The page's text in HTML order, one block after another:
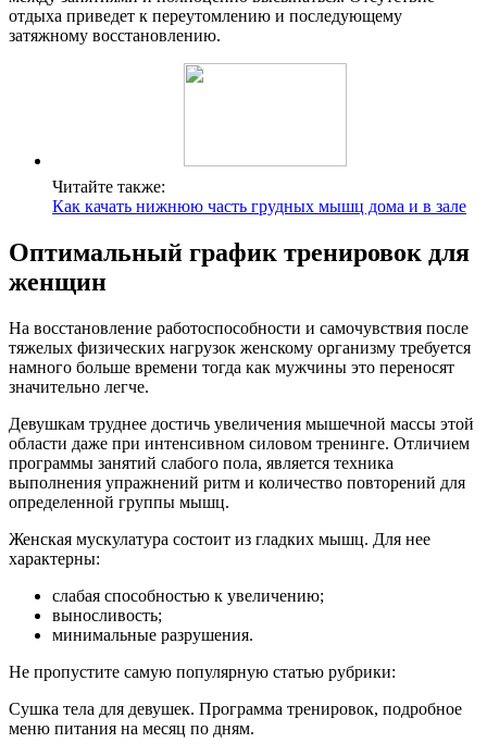
отдыха приведет к переутомлению и последующему
затяжному восстановлению.
Читайте также:
Как качать нижнюю часть грудных мышц дома и в зале
Оптимальный график тренировок для
женщин
На восстановление работоспособности и самочувствия после
тяжелых физических нагрузок женскому организму требуется
намного больше времени тогда как мужчины это переносят
значительно легче.
Девушкам труднее достичь увеличения мышечной массы этой
области даже при интенсивном силовом тренинге. Отличием
программы занятий слабого пола, является техника
выполнения упражнений ритм и количество повторений для
определенной группы мышц.
Женская мускулатура состоит из гладких мышц. Для нее
характерны:
слабая способностью к увеличению;
выносливость;
минимальные разрушения.
Не пропустите самую популярную статью рубрики:
Сушка тела для девушек. Программа тренировок, подробное
меню питания на месяц по дням.